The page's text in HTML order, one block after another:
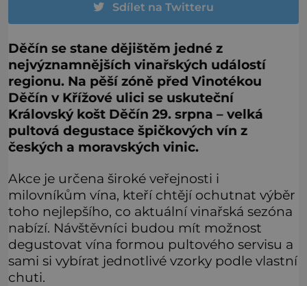
Sdílet na Twitteru
Děčín se stane dějištěm jedné z
nejvýznamnějších vinařských událostí
regionu. Na pěší zóně před Vinotékou
Děčín v Křížové ulici se uskuteční
Královský košt Děčín 29. srpna – velká
pultová degustace špičkových vín z
českých a moravských vinic.
Akce je určena široké veřejnosti i
milovníkům vína, kteří chtějí ochutnat výběr
toho nejlepšího, co aktuální vinařská sezóna
nabízí. Návštěvníci budou mít možnost
degustovat vína formou pultového servisu a
sami si vybírat jednotlivé vzorky podle vlastní
chuti.